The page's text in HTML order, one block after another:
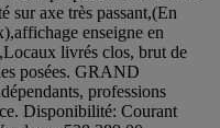
axe très passant,(En
enseigne en
livrés clos, brut de
posées. GRAND
professions
Disponibilité: Courant